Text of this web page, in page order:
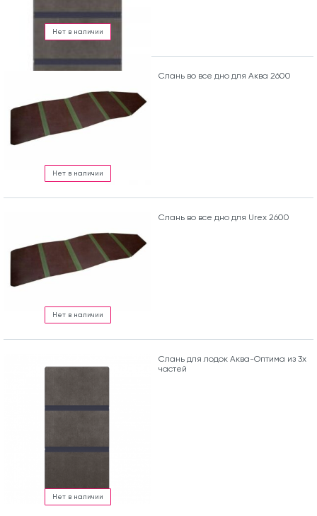
Нет в наличии
Нет в наличии
Слань во все дно для Аква 2600
Нет в наличии
Слань во все дно для Urex 2600
Нет в наличии
Слань для лодок Аква-Оптима из 3х
частей